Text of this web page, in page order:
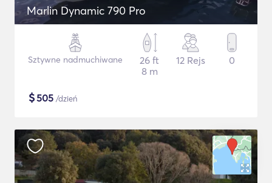
Marlin Dynamic 790 Pro
Sztywne nadmuchiwane
26 ft
8 m
12 Rejs 0
$505 /dzień